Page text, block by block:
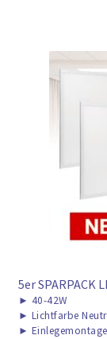
5er SPARPACK
► 40-42W
► Lichtfarbe
► Einlegemontage